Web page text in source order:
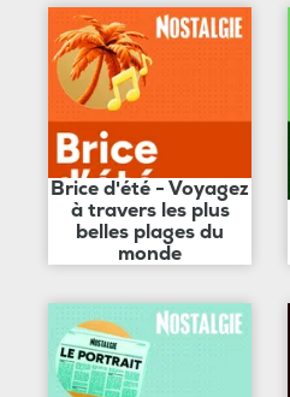
Brice d'été - Voyagez
à travers les plus
belles plages du
monde